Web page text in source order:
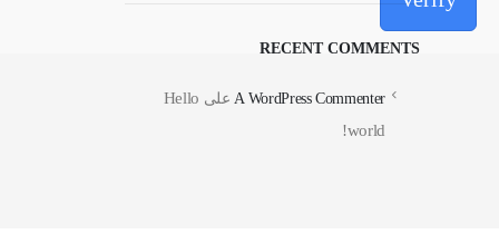
RECENT COMMENTS
A WordPress Commenter على Hello
world!